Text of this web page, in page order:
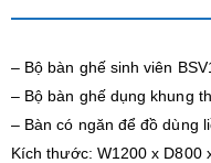
– Bộ bàn ghế sinh viên
– Bộ bàn ghế dụng khung
– Bàn có ngăn để đồ dùng
Kích thước: W1200 x D800